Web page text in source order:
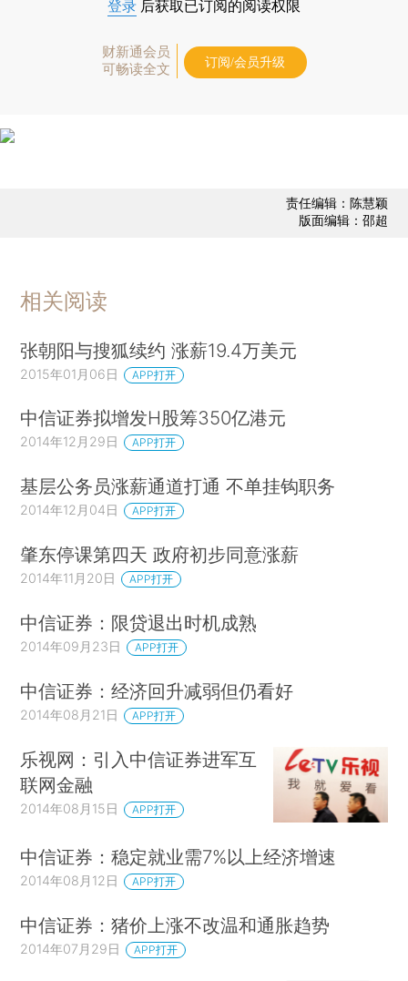
登录 后获取已订阅的阅读权限
财新通会员
可畅读全文
订阅/会员升级
责任编辑：陈慧颖
版面编辑：邵超
相关阅读
张朝阳与搜狐续约 涨薪19.4万美元
2015年01月06日 APP打开
中信证券拟增发H股筹350亿港元
2014年12月29日 APP打开
基层公务员涨薪通道打通 不单挂钩职务
2014年12月04日 APP打开
肇东停课第四天 政府初步同意涨薪
2014年11月20日 APP打开
中信证券：限贷退出时机成熟
2014年09月23日 APP打开
中信证券：经济回升减弱但仍看好
2014年08月21日 APP打开
乐视网：引入中信证券进军互
联网金融
2014年08月15日 APP打开
中信证券：稳定就业需7%以上经济增速
2014年08月12日 APP打开
中信证券：猪价上涨不改温和通胀趋势
2014年07月29日 APP打开